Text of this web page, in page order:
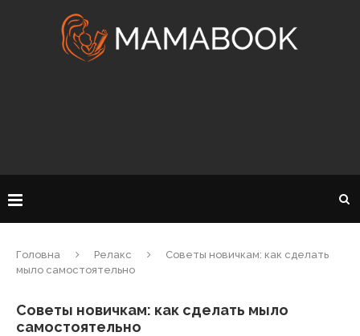
Головна Релакс
Советы новичкам: как сделать
мыло самостоятельно
Советы новичкам: как сделать мыло
самостоятельно